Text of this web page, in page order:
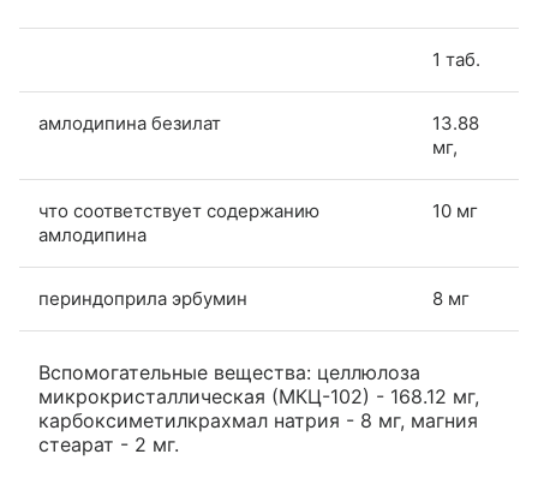
1 таб.
амлодипина безилат
13.88
мг,
что соответствует содержанию
амлодипина
10 мг
периндоприла эрбумин 8 мг
Вспомогательные вещества: целлюлоза
микрокристаллическая (МКЦ-102) - 168.12 мг,
карбоксиметилкрахмал натрия - 8 мг, магния
стеарат - 2 мг.